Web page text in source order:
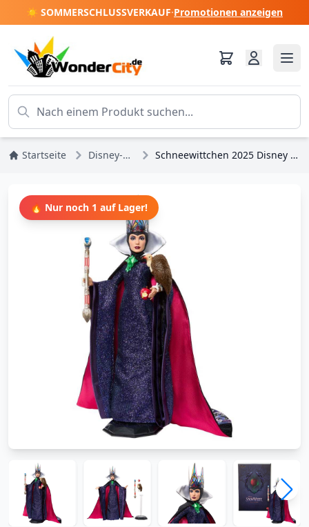
☀️ SOMMERSCHLUSSVERKAUF·Promotionen anzeigen
Startseite Disney-Prinzessinnen Schneewittchen 2025 Disney Sammlerpuppe Die Böse Königin
🔥 Nur noch 1 auf Lager!